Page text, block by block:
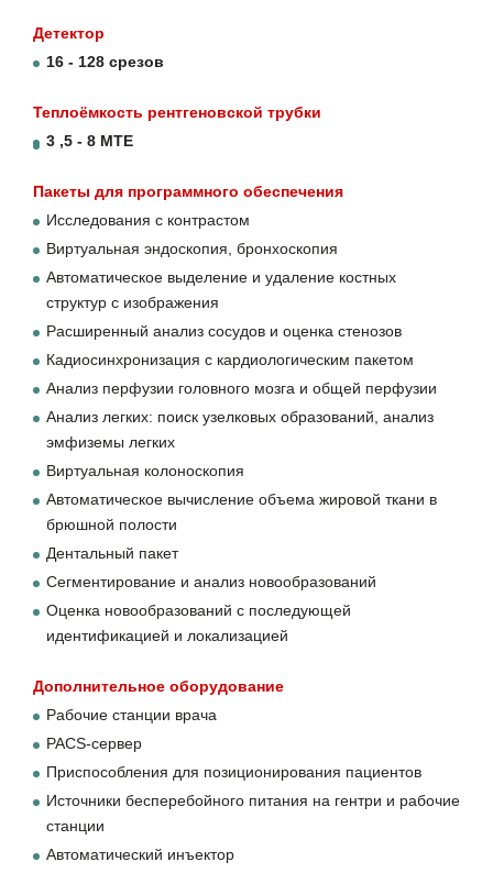
Детектор
16 - 128 срезов
Теплоёмкость рентгеновской трубки
3 ,5 - 8 МТЕ
Пакеты для программного обеспечения
Исследования с контрастом
Виртуальная эндоскопия, бронхоскопия
Автоматическое выделение и удаление костных
структур с изображения
Расширенный анализ сосудов и оценка стенозов
Кадиосинхронизация с кардиологическим пакетом
Анализ перфузии головного мозга и общей перфузии
Анализ легких: поиск узелковых образований, анализ
эмфиземы легких
Виртуальная колоноскопия
Автоматическое вычисление объема жировой ткани в
брюшной полости
Дентальный пакет
Сегментирование и анализ новообразований
Оценка новообразований с последующей
идентификацией и локализацией
Дополнительное оборудование
Рабочие станции врача
PACS-сервер
Приспособления для позиционирования пациентов
Источники бесперебойного питания на гентри и рабочие
станции
Автоматический инъектор